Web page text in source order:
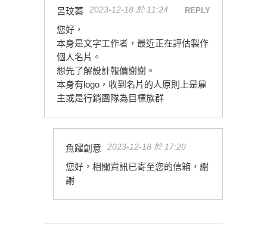
呂玟蓁 2023-12-18 於 11:24 REPLY
您好，
本身是文字工作者，最近正在評估製作
個人名片。
想先了解設計報價謝謝。
本身有logo，收到名片的人原則上是雇
主或是行銷團隊為目標族群
魚躍創意 2023-12-18 於 17:20
您好，相關資訊已寄至您的信箱，謝
謝